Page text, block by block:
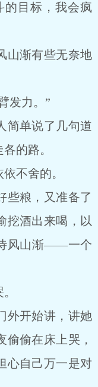
的目标，我会疯
山渐有些无奈地
发力。”
简单说了几句道
的路。
不舍的。
些粮，又准备了
挖酒出来喝，以
风山渐——一个
外开始讲，讲她
偷偷在床上哭，
心自己万一是对